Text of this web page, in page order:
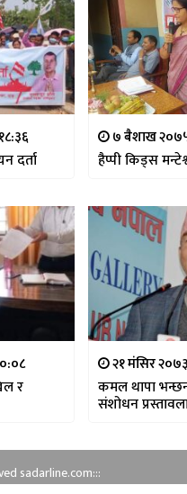
दर्ता
७ बैशाख
हैप्पी किड्स
र
२१ मंसिर
कमल थापा
संशोधन
sadarline.com:::